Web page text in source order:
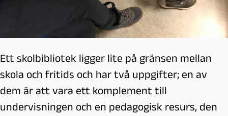
Ett skolbibliotek ligger lite på gränsen mellan
skola och fritids och har två uppgifter; en av
dem är att vara ett komplement till
undervisningen och en pedagogisk resurs, den